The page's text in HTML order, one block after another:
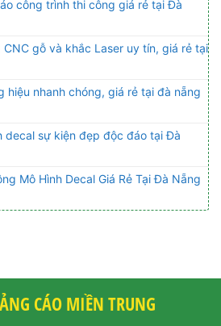
công trình thi công giá rẻ tại Đà
CNC gỗ và khắc Laser uy tín, giá rẻ tại
hiệu nhanh chóng, giá rẻ tại đà nẵng
decal sự kiện đẹp độc đáo tại Đà
Mô Hình Decal Giá Rẻ Tại Đà Nẵng
CÁO MIỀN TRUNG